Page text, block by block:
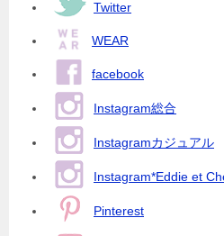
Twitter
WEAR
facebook
Instagram総合
Instagramカジュアル
Instagram*Eddie et
Pinterest